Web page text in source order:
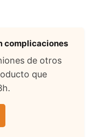
complicaciones
de otros
que